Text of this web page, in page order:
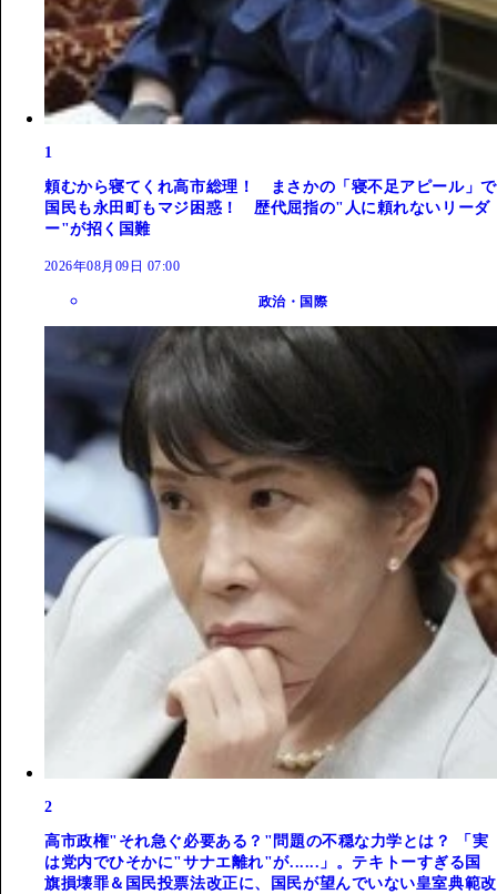
1
頼むから寝てくれ高市総理！ まさかの「寝不足アピール」で
国民も永田町もマジ困惑！ 歴代屈指の"人に頼れないリーダ
ー"が招く国難
2026年08月09日 07:00
政治・国際
2
高市政権"それ急ぐ必要ある？"問題の不穏な力学とは？ 「実
は党内でひそかに"サナエ離れ"が......」。テキトーすぎる国
旗損壊罪＆国民投票法改正に、国民が望んでいない皇室典範改